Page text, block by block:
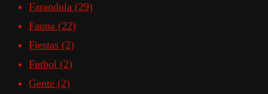
Farandula (29)
Fauna (22)
Fiestas (2)
Futbol (2)
Gente (2)